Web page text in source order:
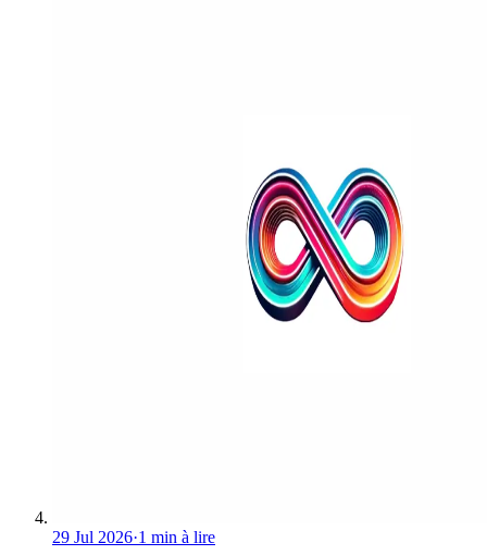
29 Jul 2026·1 min à lire